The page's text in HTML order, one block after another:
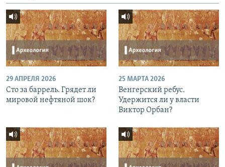
29 АПРЕЛЯ 2026
Сто за баррель. Грядет ли
мировой нефтяной шок?
25 МАРТА 2026
Венгерский ребус.
Удержится ли у власти
Виктор Орбан?